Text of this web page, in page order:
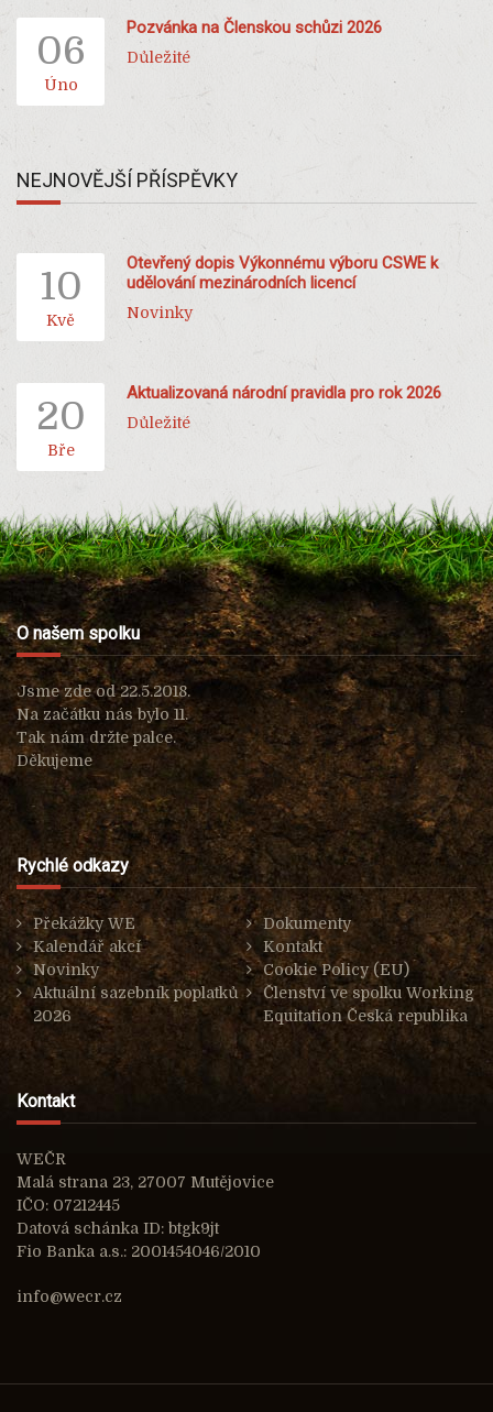
06
Úno
Pozvánka na Členskou schůzi 2026
Důležité
NEJNOVĚJŠÍ PŘÍSPĚVKY
10
Kvě
Otevřený dopis Výkonnému výboru CSWE k
udělování mezinárodních licencí
Novinky
20
Bře
Aktualizovaná národní pravidla pro rok 2026
Důležité
O našem spolku
Jsme zde od 22.5.2018.
Na začátku nás bylo 11.
Tak nám držte palce.
Děkujeme
Rychlé odkazy
Překážky WE
Dokumenty
Kalendář akcí
Kontakt
Novinky
Cookie Policy (EU)
Aktuální sazebník poplatků
2026
Členství ve spolku Working
Equitation Česká republika
Kontakt
WEČR
Malá strana 23, 27007 Mutějovice
IČO: 07212445
Datová schánka ID: btgk9jt
Fio Banka a.s.: 2001454046/2010
info@wecr.cz